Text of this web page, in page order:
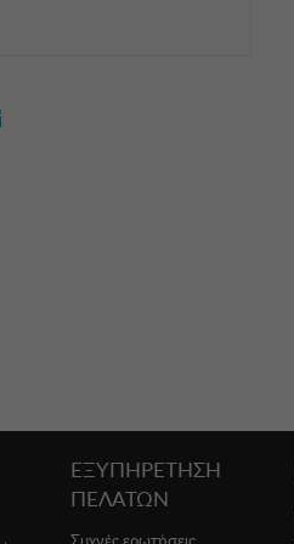
ΕΞΥΠΗΡΕΤΗΣΗ
ΠΕΛΑΤΩΝ